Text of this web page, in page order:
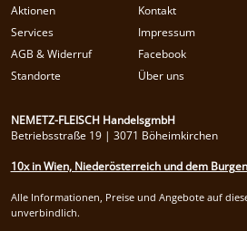
Aktionen Kontakt
Services
Impressum
AGB & Widerruf
Facebook
Standorte
Über uns
NEMETZ-FLEISCH HandelsgmbH
Betriebsstraße 19 | 3071 Böheimkirchen
10x in Wien, Niederösterreich und dem
Alle Informationen, Preise und Angebote auf
unverbindlich.